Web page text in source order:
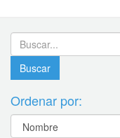
Ordenar por: